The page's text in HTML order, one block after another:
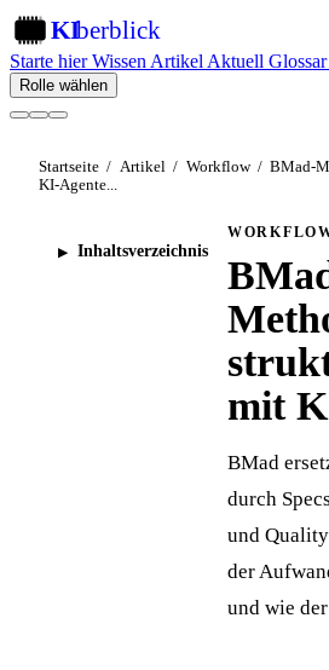
KIberblick
Starte hierWissen Artikel Aktuell Glossar
Rolle wählen
Startseite / Artikel / Workflow / BMad-
KI-Agente...
Inhaltsverzeichnis
mit
BMad
durch
und
der
und wie